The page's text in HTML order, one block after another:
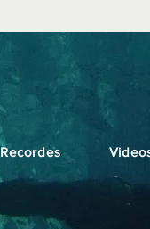
Recordes